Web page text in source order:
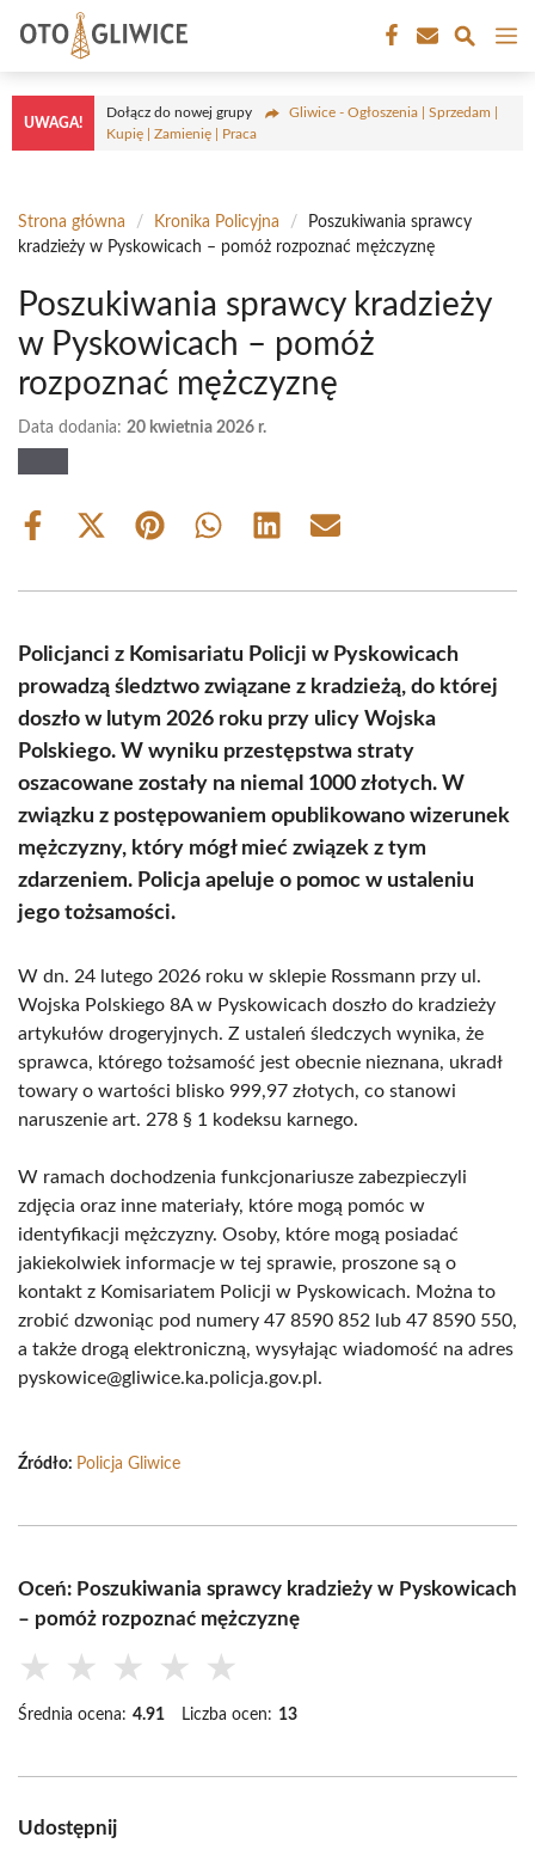
treści
UWAGA!
Dołącz do nowej grupy
Gliwice - Ogłoszenia | Sprzedam |
Kupię | Zamienię | Praca
Strona główna / Kronika Policyjna /
Poszukiwania sprawcy
kradzieży w Pyskowicach – pomóż rozpoznać mężczyznę
Poszukiwania sprawcy kradzieży
w Pyskowicach – pomóż
rozpoznać mężczyznę
Data dodania: 20 kwietnia 2026 r.
Share
Share
(Twitter)
Share Share Share Share
Policjanci z Komisariatu Policji w Pyskowicach
prowadzą śledztwo związane z kradzieżą, do której
doszło w lutym 2026 roku przy ulicy Wojska
Polskiego. W wyniku przestępstwa straty
oszacowane zostały na niemal 1000 złotych. W
związku z postępowaniem opublikowano wizerunek
mężczyzny, który mógł mieć związek z tym
zdarzeniem. Policja apeluje o pomoc w ustaleniu
jego tożsamości.
W dn. 24 lutego 2026 roku w sklepie Rossmann przy ul.
Wojska Polskiego 8A w Pyskowicach doszło do kradzieży
artykułów drogeryjnych. Z ustaleń śledczych wynika, że
sprawca, którego tożsamość jest obecnie nieznana, ukradł
towary o wartości blisko 999,97 złotych, co stanowi
naruszenie art. 278 § 1 kodeksu karnego.
W ramach dochodzenia funkcjonariusze zabezpieczyli
zdjęcia oraz inne materiały, które mogą pomóc w
identyfikacji mężczyzny. Osoby, które mogą posiadać
jakiekolwiek informacje w tej sprawie, proszone są o
kontakt z Komisariatem Policji w Pyskowicach. Można to
zrobić dzwoniąc pod numery 47 8590 852 lub 47 8590 550,
a także drogą elektroniczną, wysyłając wiadomość na adres
pyskowice@gliwice.ka.policja.gov.pl.
Źródło: Policja Gliwice
Oceń: Poszukiwania sprawcy kradzieży w Pyskowicach
– pomóż rozpoznać mężczyznę
★ ★ ★ ★ ★
Średnia ocena: 4.91 Liczba ocen: 13
Udostępnij